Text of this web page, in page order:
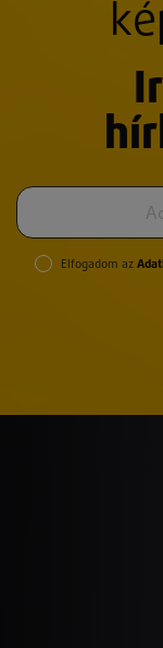
Elfogadom az